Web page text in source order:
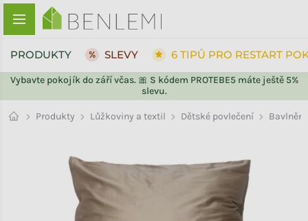
Přejít na obsah
Vybavte pokojík do září včas. 🎀 S kódem PROTEBE5 máte ještě 5%
slevu.
PRODUKTY SLEVY 6 TIPŮ PRO RESTART
Produkty Lůžkoviny a textil Dětské povlečení Bavlněné
ZPĚT DO OBCHODU
ZPĚT DO OBCHODU